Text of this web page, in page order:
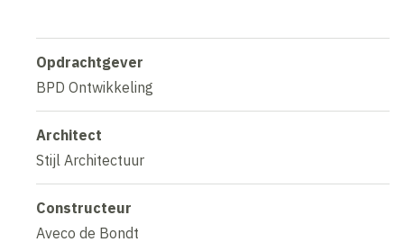
Opdrachtgever
BPD Ontwikkeling
Architect
Stijl Architectuur
Constructeur
Aveco de Bondt